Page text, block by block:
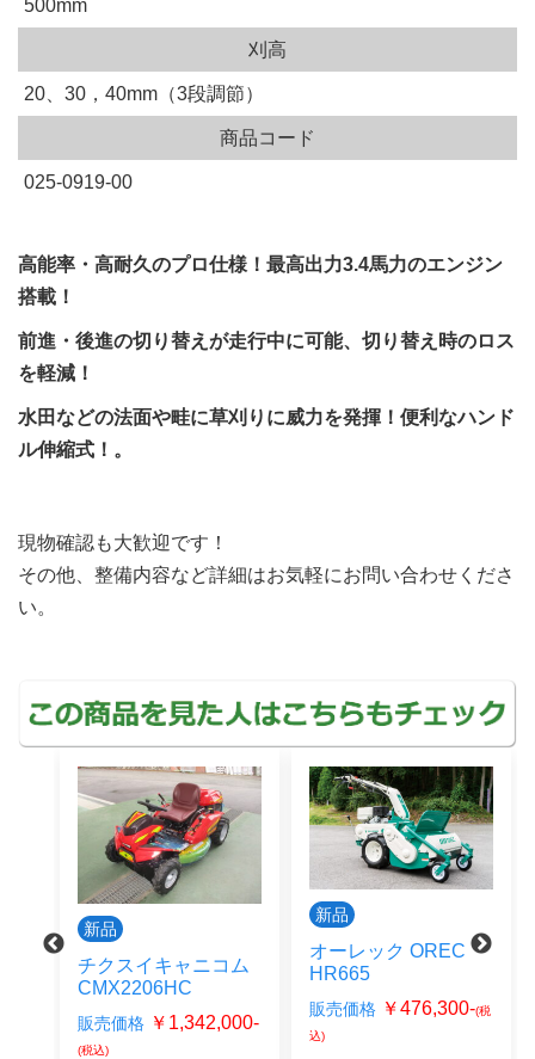
500mm
刈高
20、30，40mm（3段調節）
商品コード
025-0919-00
高能率・高耐久のプロ仕様！最高出力3.4馬力のエンジン
搭載！
前進・後進の切り替えが走行中に可能、切り替え時のロス
を軽減！
水田などの法面や畦に草刈りに威力を発揮！便利なハンド
ル伸縮式！。
現物確認も大歓迎です！
その他、整備内容など詳細はお気軽にお問い合わせくださ
い。
新品
チクスイキャニコム
CMX2206HC
販売価格 ￥1,342,000-
(税込)
新品
オーレック OREC
HR665
販売価格 ￥476,300-(税
込)